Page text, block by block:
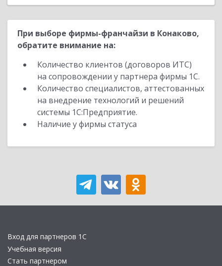
При выборе фирмы-франчайзи в Конаково,
обратите внимание на:
Количество клиентов (договоров ИТС)
на сопровождении у партнера фирмы 1С.
Количество специалистов, аттестованных
на внедрение технологий и решений
системы 1С:Предприятие.
Наличие у фирмы статуса
Вход для партнеров 1С
Учебная версия
Стать партнером